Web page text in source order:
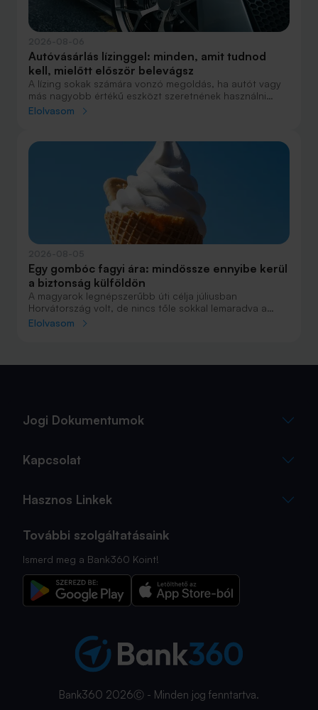
Autóvásárlás lízinggel: minden, amit tudnod
kell, mielőtt először belevágsz
A lízing sokak számára vonzó megoldás, ha autót vagy
más nagyobb értékű eszközt szeretnének használni
anélkül, hogy azt egy összegben ki kellene fizetniük.
fogalmak közül, amelyekkel biztosan találkozol.
Elolvasom
Egy gombóc fagyi ára: mindössze ennyibe kerül
a biztonság külföldön
A magyarok legnépszerűbb úti célja júliusban
Horvátország volt, de nincs tőle sokkal lemaradva a
júniust megnyerő Olaszország sem. A tengerparti
Elolvasom
Jogi Dokumentumok
Kapcsolat
Hasznos Linkek
További szolgáltatásaink
Ismerd meg a Bank360 Koint!
Bank360 2026Ⓒ - Minden jog fenntartva.